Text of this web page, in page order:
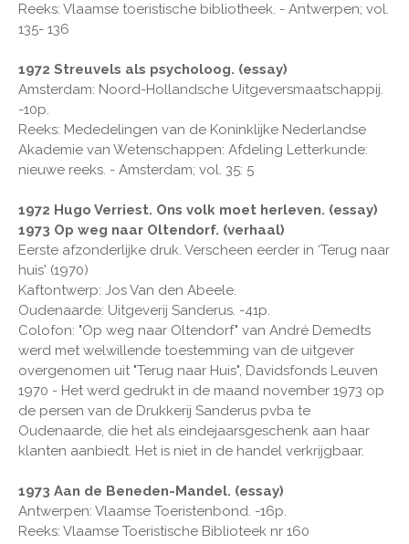
Reeks: Vlaamse toeristische bibliotheek. - Antwerpen; vol.
135- 136
1972 Streuvels als psycholoog. (essay)
Amsterdam: Noord-Hollandsche Uitgeversmaatschappij.
-10p.
Reeks: Mededelingen van de Koninklijke Nederlandse
Akademie van Wetenschappen: Afdeling Letterkunde:
nieuwe reeks. - Amsterdam; vol. 35: 5
1972 Hugo Verriest. Ons volk moet herleven. (essay)
1973 Op weg naar Oltendorf. (verhaal)
Eerste afzonderlijke druk. Verscheen eerder in ‘Terug naar
huis' (1970)
Kaftontwerp: Jos Van den Abeele.
Oudenaarde: Uitgeverij Sanderus. -41p.
Colofon: "Op weg naar Oltendorf" van André Demedts
werd met welwillende toestemming van de uitgever
overgenomen uit "Terug naar Huis", Davidsfonds Leuven
1970 - Het werd gedrukt in de maand november 1973 op
de persen van de Drukkerij Sanderus pvba te
Oudenaarde, die het als eindejaarsgeschenk aan haar
klanten aanbiedt. Het is niet in de handel verkrijgbaar.
1973 Aan de Beneden-Mandel. (essay)
Antwerpen: Vlaamse Toeristenbond. -16p.
Reeks: Vlaamse Toeristische Biblioteek nr 160